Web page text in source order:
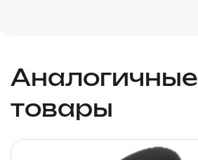
Аналогичные
товары